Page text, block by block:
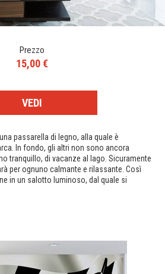
Prezzo
15,00 €
VEDI
passarella di legno, alla quale è
In fondo, gli altri non sono ancora
tranquillo, di vacanze al lago. Sicuramente
per ognuno calmante e rilassante. Così
in un salotto luminoso, dal quale si